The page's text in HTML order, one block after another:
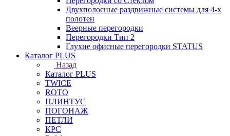
Двухполосные раздвижные системы для 4-х
полотен
Веерные перегородки
Перегородки Тип 2
Глухие офисные перегородки STATUS
Каталог PLUS
Назад
Каталог PLUS
TWICE
ROTO
ПЛИНТУС
ПОГОНАЖ
ПЕТЛИ
КРС